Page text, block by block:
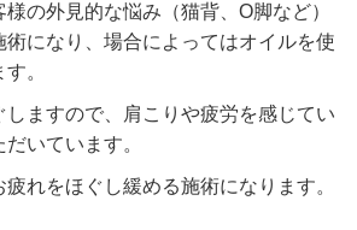
の外見的な悩み（猫背、O脚など）
術になり、場合によってはオイルを使
。
しますので、肩こりや疲労を感じてい
いています。
れをほぐし緩める施術になります。